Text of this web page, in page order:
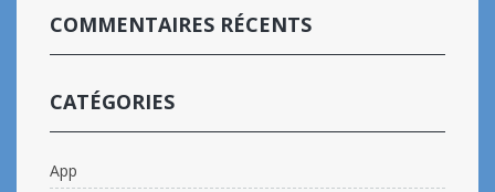
COMMENTAIRES RÉCENTS
CATÉGORIES
App